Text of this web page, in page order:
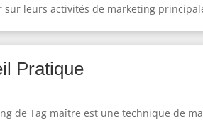
sur leurs activités de marketing
Pratique
de Tag maître est une technique de